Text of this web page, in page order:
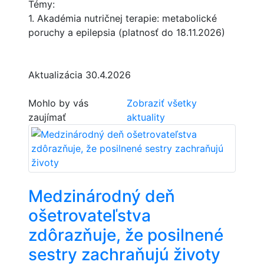
Témy:
1. Akadémia nutričnej terapie: metabolické
poruchy a epilepsia (platnosť do 18.11.2026)
Aktualizácia 30.4.2026
Mohlo by vás
zaujímať
Zobraziť všetky
aktuality
Medzinárodný deň
ošetrovateľstva
zdôrazňuje, že posilnené
sestry zachraňujú životy